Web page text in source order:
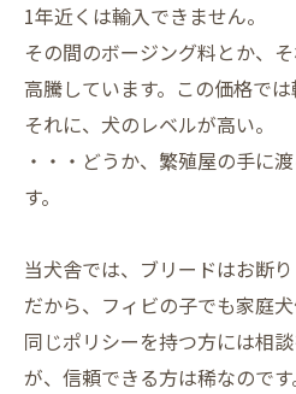
1年近くは輸入できません。
その間のボージング料とか、
高騰しています。この価格では
それに、犬のレベルが高い。
・・・どうか、繁殖屋の手に
す。
当犬舎では、ブリードはお断り
だから、フィビの子でも家庭犬
同じポリシーを持つ方には相
が、信頼できる方は稀なのです